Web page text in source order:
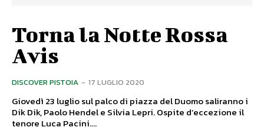
Torna la Notte Rossa
Avis
DISCOVER PISTOIA - 17 LUGLIO 2020
Giovedì 23 luglio sul palco di piazza del Duomo saliranno i
Dik Dik, Paolo Hendel e Silvia Lepri. Ospite d’eccezione il
tenore Luca Pacini....